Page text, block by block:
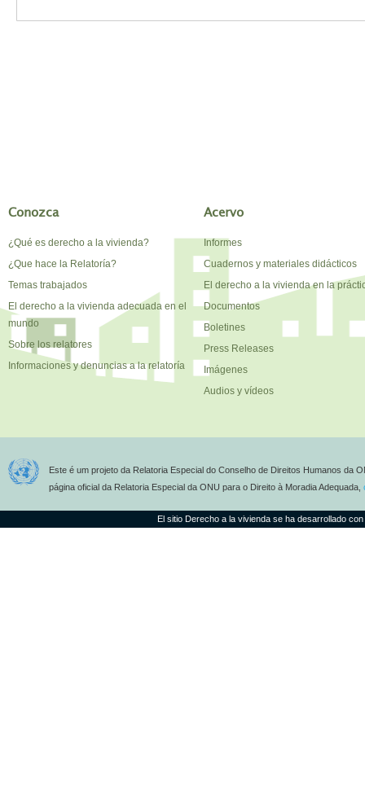
Conozca
¿Qué es derecho a la vivienda?
¿Que hace la Relatoría?
Temas trabajados
El derecho a la vivienda adecuada en el
mundo
Sobre los relatores
Informaciones y denuncias a la relatoría
Acervo
Informes
Cuadernos y materiales didácticos
El derecho a la vivienda en la
Documentos
Boletines
Press Releases
Imágenes
Audios y vídeos
Este é um projeto da Relatoria Especial do Conselho de Direitos Humanos da
página oficial da Relatoria Especial da ONU para o Direito à Moradia Adequada,
El sitio Derecho a la vivienda se ha desarrollado